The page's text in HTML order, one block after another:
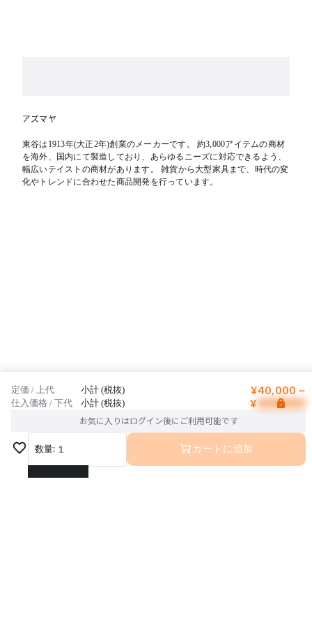
アズマヤ
東谷は1913年(大正2年)創業のメーカーです。 約3,000アイテムの商材
を海外、国内にて製造しており、あらゆるニーズに対応できるよう、
幅広いテイストの商材があります。 雑貨から大型家具まで、時代の変
化やトレンドに合わせた商品開発を行っています。
定価 / 上代 小計 (税抜) ¥40,000 ~
仕入価格 / 下代 小計 (税抜) ¥
お気に入りはログイン後にご利用可能です
数量: 1
1
カートに追加